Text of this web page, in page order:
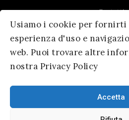
Usiamo i cookie per
esperienza d'uso e
web. Puoi trovare altre
nostra Privacy Policy
Accetta
Contatti